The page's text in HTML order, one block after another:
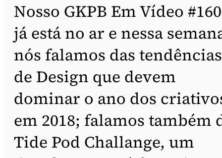
Nosso GKPB Em Vídeo #160
já está no ar e nessa
nós falamos das tendências
de Design que devem
dominar o ano dos
em 2018; falamos também
Tide Pod Challange, um